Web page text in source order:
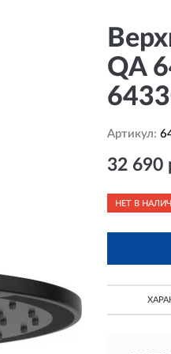
QA
Артикул:
32 690
НЕТ В